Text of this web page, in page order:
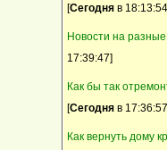
[Сегодня в
Новости на
17:39:47]
Как бы так
[Сегодня в
Как вернуть дому